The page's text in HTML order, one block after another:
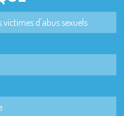
victimes d'abus sexuels